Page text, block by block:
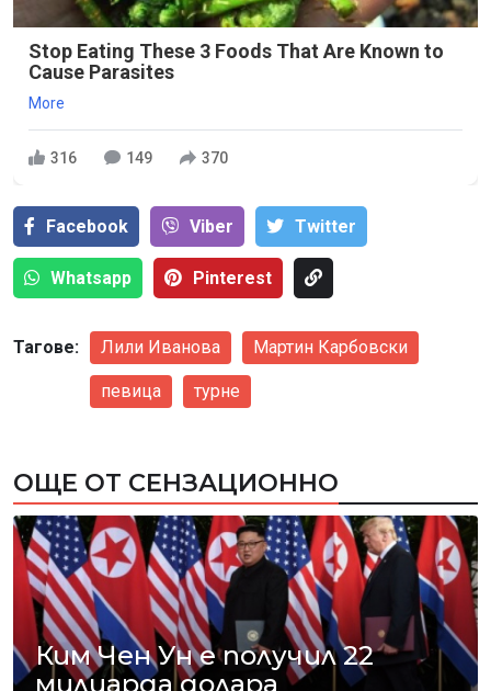
Stop Eating These 3 Foods That Are Known to
Cause Parasites
More
316 149 370
Facebook Viber Тwitter
Whatsapp Pinterest
Тагове: Лили Иванова Мартин Карбовски
певица турне
ОЩЕ ОТ СЕНЗАЦИОННО
Ким Чен Ун е получил 22
милиарда долара